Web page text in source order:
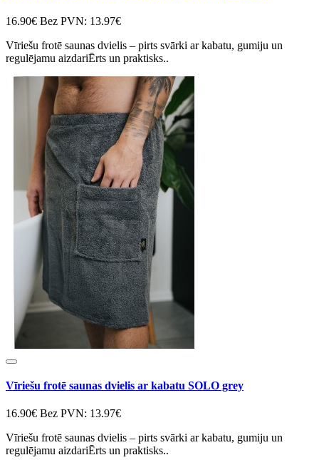
16.90€ Bez PVN: 13.97€
Vīriešu frotē saunas dvielis – pirts svārki ar kabatu, gumiju un
regulējamu aizdariĒrts un praktisks..
Vīriešu frotē saunas dvielis ar kabatu SOLO grey
16.90€ Bez PVN: 13.97€
Vīriešu frotē saunas dvielis – pirts svārki ar kabatu, gumiju un
regulējamu aizdariĒrts un praktisks..